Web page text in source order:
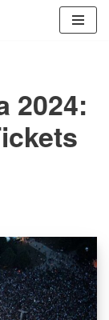
2024: